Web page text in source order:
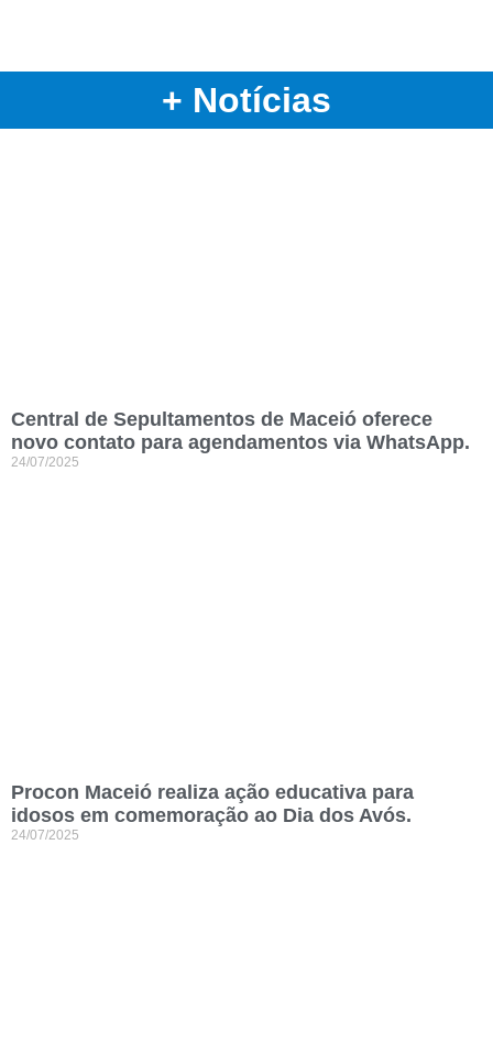
+ Notícias
Central de Sepultamentos de Maceió oferece
novo contato para agendamentos via WhatsApp.
24/07/2025
Procon Maceió realiza ação educativa para
idosos em comemoração ao Dia dos Avós.
24/07/2025